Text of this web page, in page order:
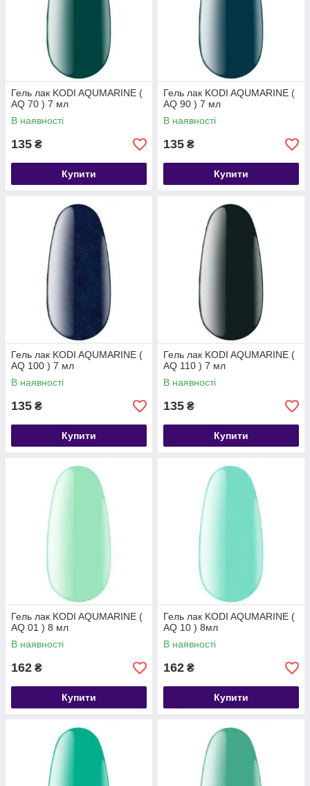
Гель лак KODI AQUMARINE (
AQ 70 ) 7 мл
В наявності
135 ₴
Купити
Гель лак KODI AQUMARINE (
AQ 90 ) 7 мл
В наявності
135 ₴
Купити
Гель лак KODI AQUMARINE (
AQ 100 ) 7 мл
В наявності
135 ₴
Купити
Гель лак KODI AQUMARINE (
AQ 110 ) 7 мл
В наявності
135 ₴
Купити
Гель лак KODI AQUMARINE (
AQ 01 ) 8 мл
В наявності
162 ₴
Купити
Гель лак KODI AQUMARINE (
AQ 10 ) 8мл
В наявності
162 ₴
Купити